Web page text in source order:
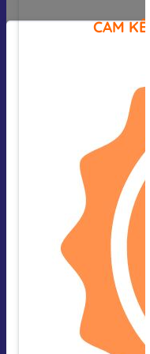
CAM